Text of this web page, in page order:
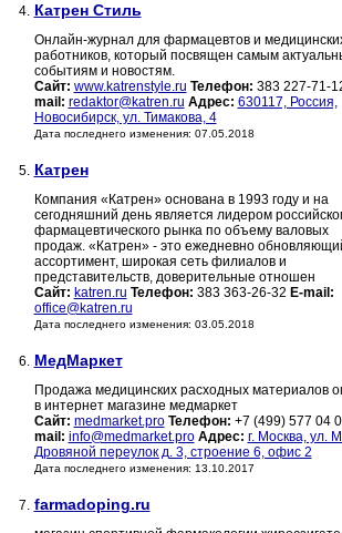
4. Катрен Стиль
Онлайн-журнал для фармацевтов и
работников, который посвящен самым
событиям и новостям.
Сайт: www.katrenstyle.ru Телефон: 383 227-71-
mail: redaktor@katren.ru Адрес: 630117, Россия,
Новосибирск, ул. Тимакова, 4
Дата последнего изменения: 07.05.2018
5. Катрен
Компания «Катрен» основана в 1993 году и на
сегодняшний день является лидером
фармацевтического рынка по объему валовых
продаж. «Катрен» - это ежедневно
ассортимент, широкая сеть филиалов и
представительств, доверительные отношен
Сайт: katren.ru Телефон: 383 363-26-32 E-mail:
office@katren.ru
Дата последнего изменения: 03.05.2018
6. МедМаркет
Продажа медицинских расходных материалов
в интернет магазине медмаркет
Сайт: medmarket.pro Телефон: +7 (499) 577 04
mail: info@medmarket.pro Адрес: г. Москва, ул.
Дровяной переулок д. 3, строение 6, офис 2
Дата последнего изменения: 13.10.2017
7. farmadoping.ru